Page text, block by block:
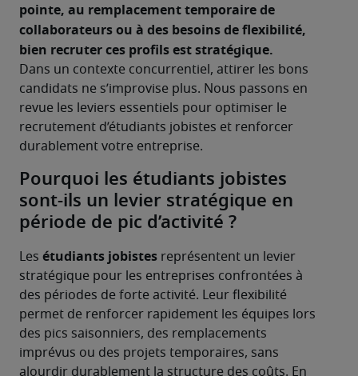
pointe, au remplacement temporaire de
collaborateurs ou à des besoins de flexibilité,
bien recruter ces profils est stratégique.
Dans un contexte concurrentiel, attirer les bons
candidats ne s’improvise plus. Nous passons en
revue les leviers essentiels pour optimiser le
recrutement d’étudiants jobistes et renforcer
durablement votre entreprise.
Pourquoi les étudiants jobistes
sont-ils un levier stratégique en
période de pic d’activité ?
Les étudiants jobistes représentent un levier
stratégique pour les entreprises confrontées à
des périodes de forte activité. Leur flexibilité
permet de renforcer rapidement les équipes lors
des pics saisonniers, des remplacements
imprévus ou des projets temporaires, sans
alourdir durablement la structure des coûts. En